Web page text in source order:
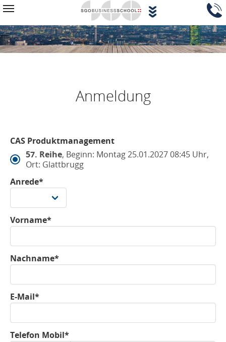
Zum Hauptinhalt springen
Navigationsblock überspringen
Toggle navigation
Anmeldung
CAS Produktmanagement
57. Reihe, Beginn: Montag 25.01.2027 08:45 Uhr,
Ort: Glattbrugg
Anrede*
Vorname*
Nachname*
E-Mail*
Telefon Mobil*